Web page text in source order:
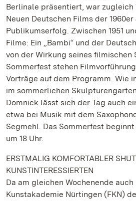
Berlinale präsentiert, war zugleich
Neuen Deutschen Films der
Publikumserfolg. Zwischen 1951
Filme: Ein „Bambi“ und der
von der Wirkung seines filmischen
Sommerfest stehen
Vorträge auf dem Programm. Wie
im sommerlichen
Domnick lässt sich der Tag auch
etwa bei Musik mit dem
Segmehl. Das Sommerfest
um 18 Uhr.
ERSTMALIG KOMFORTABLER
KUNSTINTERESSIERTEN
Da am gleichen Wochenende auch
Kunstakademie Nürtingen (FKN)